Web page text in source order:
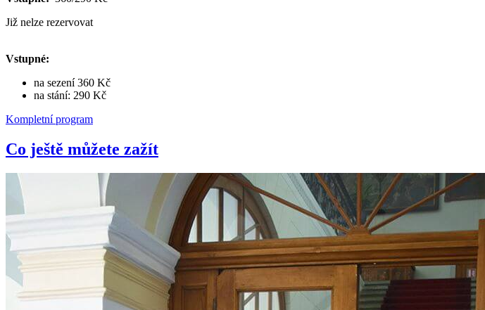
Již nelze rezervovat
Vstupné:
na sezení 360 Kč
na stání: 290 Kč
Kompletní program
Co ještě můžete zažít